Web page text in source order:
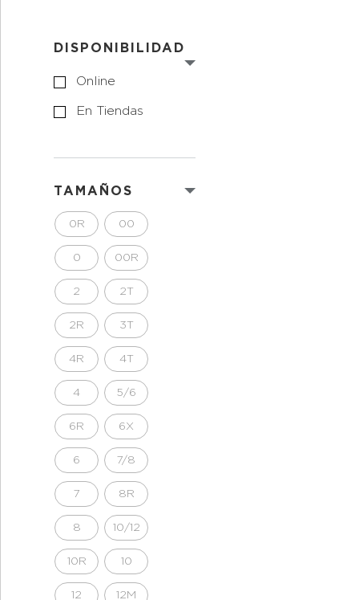
DISPONIBILIDAD
Online
En Tiendas
TAMAÑOS
0R 00
0 00R
2 2T
2R 3T
4R 4T
4 5/6
6R 6X
6 7/8
7 8R
8 10/12
10R 10
12 12M